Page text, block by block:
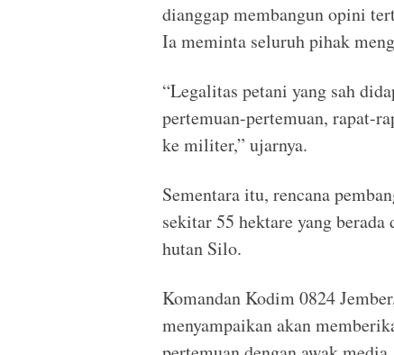
dianggap membangun opini
Ia meminta seluruh pihak
“Legalitas petani yang sah
pertemuan-pertemuan, rapat-
ke militer,” ujarnya.
Sementara itu, rencana
sekitar 55 hektare yang
hutan Silo.
Komandan Kodim 0824
menyampaikan akan